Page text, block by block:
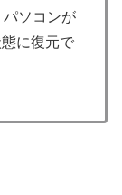
ソコンが
に復元で